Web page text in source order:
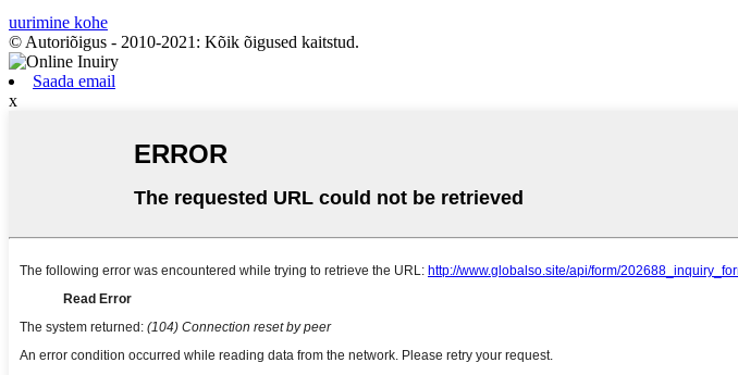
uurimine kohe
© Autoriõigus - 2010-2021: Kõik õigused kaitstud.
Saada email
x